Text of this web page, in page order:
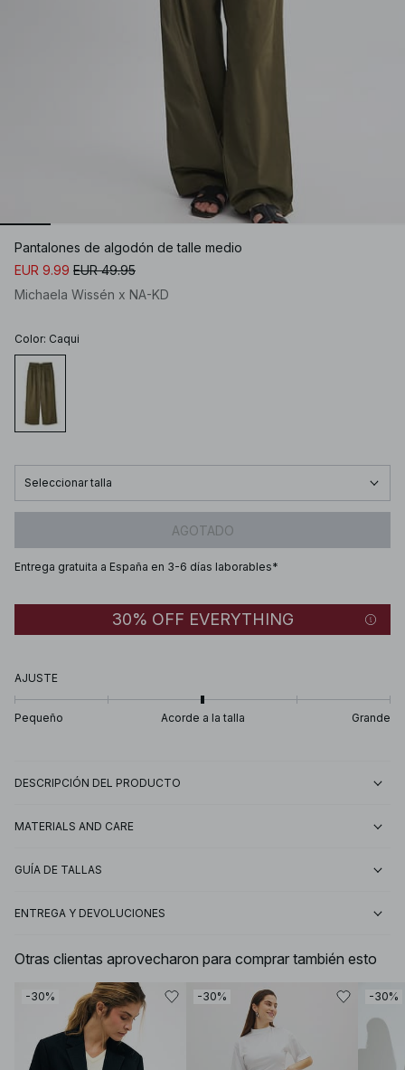
Pantalones de algodón de talle medio
EUR 9.99 EUR 49.95
Michaela Wissén x NA-KD
Color: Caqui
Seleccionar talla
AGOTADO
Entrega gratuita a España en 3-6 días laborables*
30% OFF EVERYTHING
AJUSTE
Pequeño Acorde a la talla Grande
DESCRIPCIÓN DEL PRODUCTO
MATERIALS AND CARE
GUÍA DE TALLAS
ENTREGA Y DEVOLUCIONES
Otras clientas aprovecharon para comprar también esto
-30% -30% -30%